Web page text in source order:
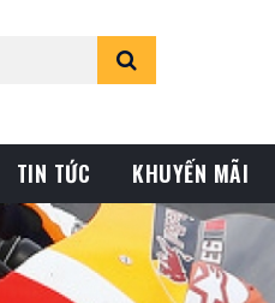
TIN TỨC KHUYẾN MÃI